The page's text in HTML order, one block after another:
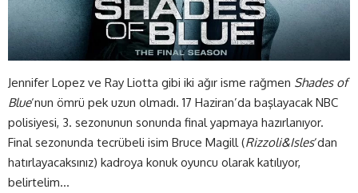
Jennifer Lopez ve Ray Liotta gibi iki ağır isme rağmen Shades of
Blue‘nun ömrü pek uzun olmadı. 17 Haziran’da başlayacak NBC
polisiyesi, 3. sezonunun sonunda final yapmaya hazırlanıyor.
Final sezonunda tecrübeli isim Bruce Magill (Rizzoli&Isles‘dan
hatırlayacaksınız) kadroya konuk oyuncu olarak katılıyor,
belirtelim…